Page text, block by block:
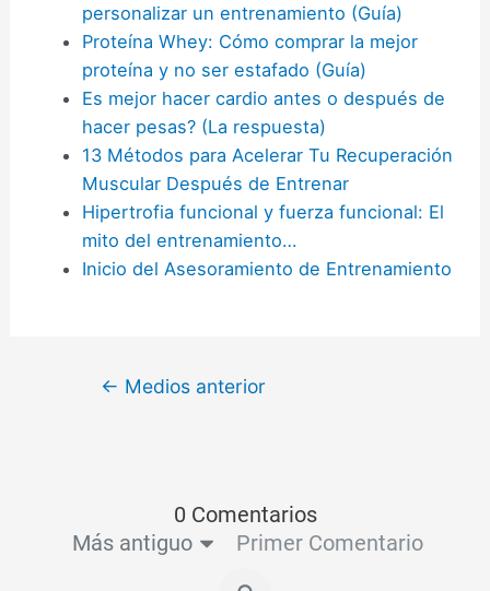
personalizar un entrenamiento (Guía)
Proteína Whey: Cómo comprar la mejor
proteína y no ser estafado (Guía)
Es mejor hacer cardio antes o después de
hacer pesas? (La respuesta)
13 Métodos para Acelerar Tu Recuperación
Muscular Después de Entrenar
Hipertrofia funcional y fuerza funcional: El
mito del entrenamiento…
Inicio del Asesoramiento de Entrenamiento
← Medios anterior
0 Comentarios
Más antiguo
Primer Comentario